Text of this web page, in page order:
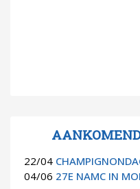
22/04
04/06 27E NAMC IN